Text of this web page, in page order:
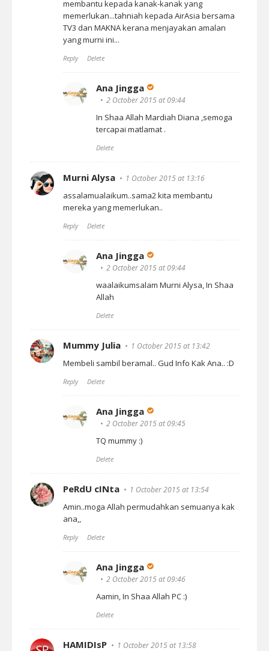
membantu kepada kanak-kanak yang
memerlukan...tahniah kepada AirAsia bersama
TV3 dan MAKNA kerana menjayakan amalan
yang murni ini...
Reply Delete
Ana Jingga
2 October 2015 at 09:44
In Shaa Allah Mardiah Diana ,semoga
tercapai matlamat .
Delete
Murni Alysa 1 October 2015 at 13:16
assalamualaikum..sama2 kita membantu
mereka yang memerlukan..
Reply Delete
Ana Jingga
2 October 2015 at 09:44
waalaikumsalam Murni Alysa, In Shaa
Allah
Delete
Mummy Julia 1 October 2015 at 13:42
Membeli sambil beramal.. Gud Info Kak Ana.. :D
Reply Delete
Ana Jingga
2 October 2015 at 09:45
TQ mummy :)
Delete
PeRdU cINta 1 October 2015 at 13:54
Amin..moga Allah permudahkan semuanya kak
ana,,
Reply Delete
Ana Jingga
2 October 2015 at 09:46
Aamin, In Shaa Allah PC :)
Delete
HAMIDIsP 1 October 2015 at 13:58